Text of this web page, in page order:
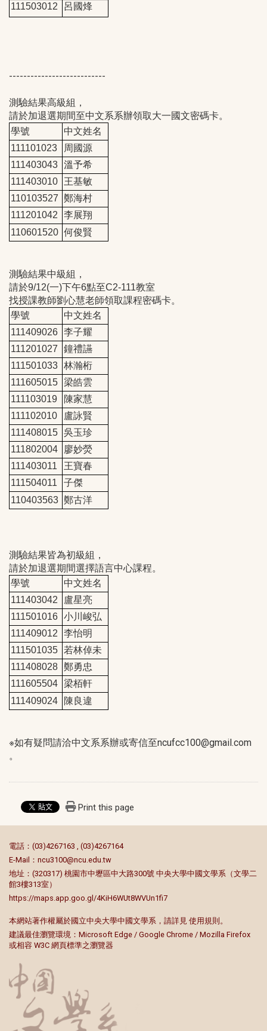
111503012
呂國烽
---------------------------
測驗結果高級組，
請於加退選期間至中文系系辦領取大一國文密碼卡。
學號
中文姓名
111101023
周國源
111403043 溫予希
111403010
王基敏
110103527 鄭海村
111201042
李展翔
110601520 何俊賢
測驗結果中級組，
請於9/12(一)下午6點至C2-111教室
找授課教師劉心慧老師領取課程密碼卡。
學號
中文姓名
111409026 李子耀
111201027
鐘禮讌
111501033 林瀚桁
111605015 梁皓雲
111103019
陳家慧
111102010
盧詠賢
111408015 吳玉珍
111802004
廖妙熒
111403011
王寶春
111504011
子傑
110403563 鄭古洋
測驗結果皆為初級組，
請於加退選期間選擇語言中心課程。
學號
中文姓名
111403042
盧星亮
111501016 小川峻弘
111409012
李怡明
111501035
若林倬未
111408028 鄭勇忠
111605504 梁栢軒
111409024
陳良違
※如有疑問請洽中文系系辦或寄信至ncufcc100@gmail.com
。
Print this page
電話：(03)4267163 , (03)4267164
E-Mail： ncu3100@ncu.edu.tw
地址：(320317) 桃園市中壢區中大路300號 中央大學中國文學系（文學二
館3樓313室）
https://maps.app.goo.gl/4KiH6WUt8WVUn1fi7
本網站著作權屬於國立中央大學中國文學系，請詳見 使用規則 。
建議最佳瀏覽環境：Microsoft Edge / Google Chrome / Mozilla Firefox
或相容 W3C 網頁標準之瀏覽器